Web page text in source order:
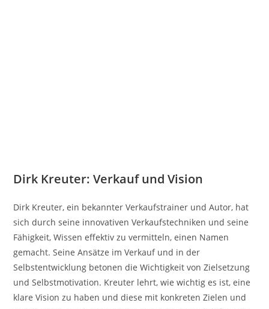
Dirk Kreuter: Verkauf und Vision
Dirk Kreuter, ein bekannter Verkaufstrainer und Autor, hat
sich durch seine innovativen Verkaufstechniken und seine
Fähigkeit, Wissen effektiv zu vermitteln, einen Namen
gemacht. Seine Ansätze im Verkauf und in der
Selbstentwicklung betonen die Wichtigkeit von Zielsetzung
und Selbstmotivation. Kreuter lehrt, wie wichtig es ist, eine
klare Vision zu haben und diese mit konkreten Zielen und